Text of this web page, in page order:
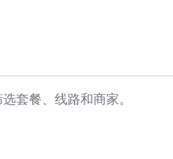
套餐、线路和商家。